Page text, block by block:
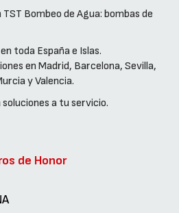
TST Bombeo de Agua: bombas de
toda España e Islas.
en Madrid, Barcelona, Sevilla,
y Valencia.
soluciones a tu servicio.
de Honor